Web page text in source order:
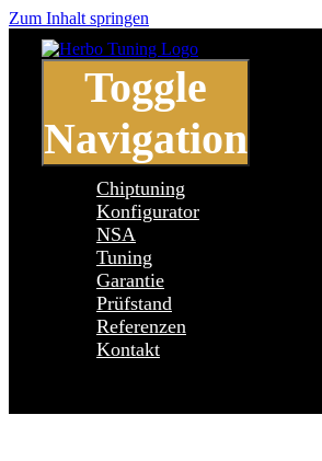
Zum Inhalt springen
Toggle
Navigation
Chiptuning
Konfigurator
NSA
Tuning
Garantie
Prüfstand
Referenzen
Kontakt